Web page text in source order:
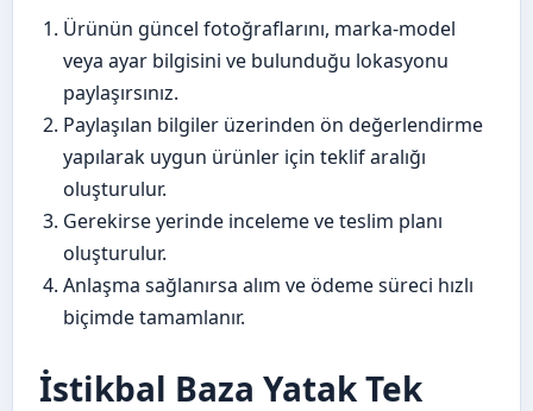
Ürünün güncel fotoğraflarını, marka-model
veya ayar bilgisini ve bulunduğu lokasyonu
paylaşırsınız.
Paylaşılan bilgiler üzerinden ön değerlendirme
yapılarak uygun ürünler için teklif aralığı
oluşturulur.
Gerekirse yerinde inceleme ve teslim planı
oluşturulur.
Anlaşma sağlanırsa alım ve ödeme süreci hızlı
biçimde tamamlanır.
İstikbal Baza Yatak Tek